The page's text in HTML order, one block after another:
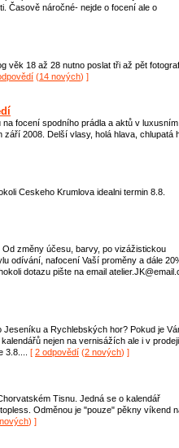
Časově náročné- nejde o focení ale o
věk 18 až 28 nutno poslat tři až pět
(14 nových) ]
focení spodního prádla a aktů v luxusním
2008. Delší vlasy, holá hlava, chlupatá
Ceskeho Krumlova idealni termin 8.8.
změny účesu, barvy, po vizážistickou
odívání, nafocení Vaší proměny a dále
dotazu pište na email
Jeseníku a Rychlebských hor? Pokud je
nejen na vernisážích ale i v
3.8.... [ 2 odpovědí (2 nových) ]
Tisnu. Jedná se o kalendář
Odměnou je "pouze" pěkny víkend
) ]